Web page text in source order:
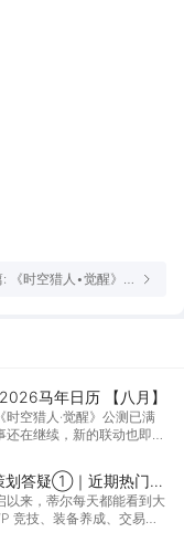
《时空猎人•觉醒》猎
马年日历 【八月】
空猎人·觉醒》公测已满
在继续，新的联动也即将
划答疑①｜近期热门问
都有回应
以来，蒂尔每天都能看到大
竞技、装备养成、交易